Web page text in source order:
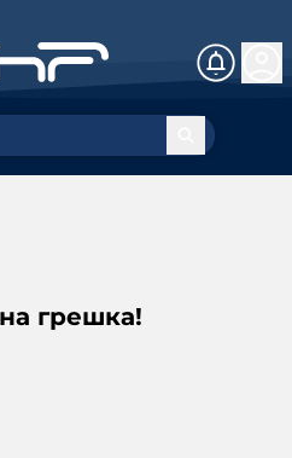
грешка!